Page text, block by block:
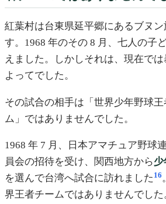
紅葉村は台東県延平郷にあるブヌ
す。1968 年のその 8 月、七人の子
えました。しかしそれは、現在で
よってでした。
その試合の相手は「世界少年野球
ム」ではありませんでした。
1968 年 7 月、日本アマチュア野球
員会の招待を受け、関西地方から
を選んで台湾へ試合に訪れました 16
界王者チームではありませんでし